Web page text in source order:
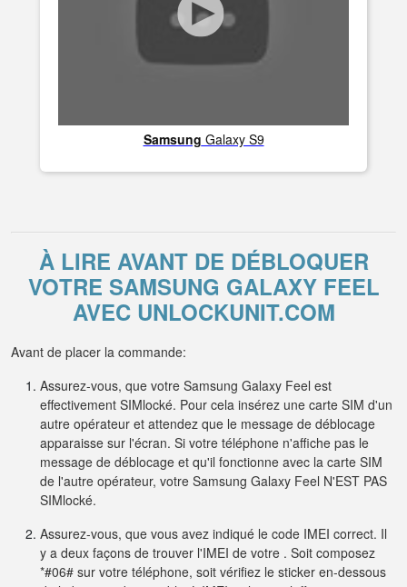
Samsung Galaxy S9
À LIRE AVANT DE DÉBLOQUER
VOTRE SAMSUNG GALAXY FEEL
AVEC UNLOCKUNIT.COM
Avant de placer la commande:
Assurez-vous, que votre Samsung Galaxy Feel est
effectivement SIMlocké. Pour cela insérez une carte SIM d'un
autre opérateur et attendez que le message de déblocage
apparaisse sur l'écran. Si votre téléphone n'affiche pas le
message de déblocage et qu'il fonctionne avec la carte SIM
de l'autre opérateur, votre Samsung Galaxy Feel N'EST PAS
SIMlocké.
Assurez-vous, que vous avez indiqué le code IMEI correct. Il
y a deux façons de trouver l'IMEI de votre . Soit composez
*#06# sur votre téléphone, soit vérifiez le sticker en-dessous